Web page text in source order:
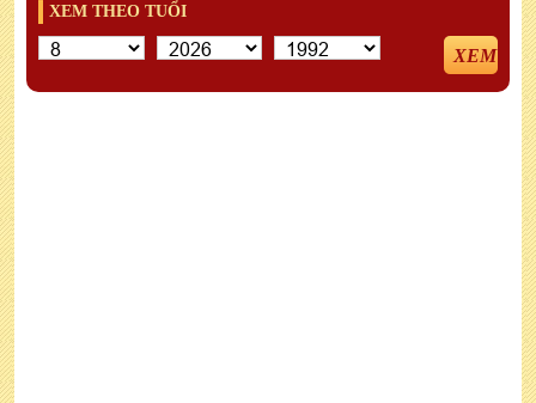
XEM THEO TUỔI
XEM